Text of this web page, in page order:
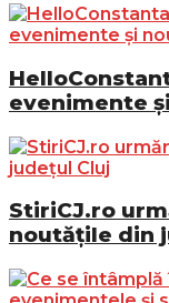
evenimente
StiriCJ.ro
noutățile din